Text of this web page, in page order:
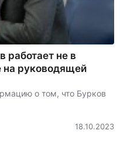
работает не в
на руководящей
о том, что Бурков
18.10.2023